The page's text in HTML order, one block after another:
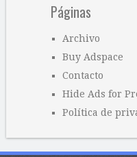
Páginas
Archivo
Buy Adspace
Contacto
Hide Ads for
Política de